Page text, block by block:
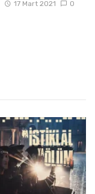
17 Mart 2021 0